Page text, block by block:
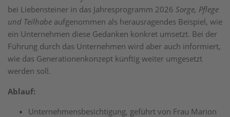
bei Liebensteiner in das Jahresprogramm 2026 Sorge, Pflege
und Teilhabe aufgenommen als herausragendes Beispiel, wie
ein Unternehmen diese Gedanken konkret umsetzt. Bei der
Führung durch das Unternehmen wird aber auch informiert,
wie das Generationenkonzept künftig weiter umgesetzt
werden soll.
Ablauf:
Unternehmensbesichtigung, geführt von Frau Marion